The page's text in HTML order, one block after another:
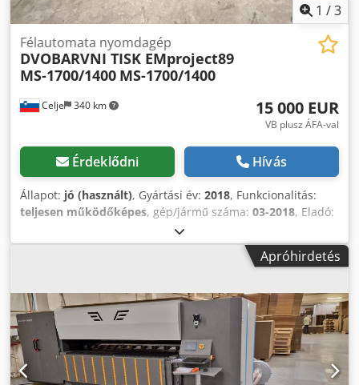
1 /3
Celje 340 km
Félautomata nyomdagép
DVOBARVNI TISK EMproject89
MS-1700/1400 MS-1700/1400
15 000 EUR
VB plusz ÁFA-val
Érdeklődni Hívás
Állapot: jó (használt), Gyártási év: 2018, Funkcionalitás:
teljesen működőképes, gép/jármű száma: 03-2018, Eladó:
tökéletesen megőrzött és teljesen működőképes,
félautomata hullámkarton flexónyomó gép, a neves
EMproject 89 gyártmánya. A gép 2018-ban készült, és
lehetővé kartondobozokra. Dcjdpfxjzilvgj Ai Isk A gép
jelenleg áram alatt van, teljesen üzemképes és azonnal
munkára fogható. Ideális logók, vonalkódok és grafikai
elemek egy menetben történő nyomtatásához szállításhoz,
ipari vagy szállító dobozokhoz. Főbb műszaki adatok:
Gyártó: EMproject 89 (Szerbia) Modell: FLEXO PRINTER MS-
Apróhirdetés